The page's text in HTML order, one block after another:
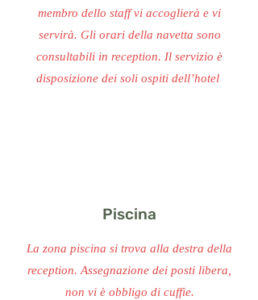
membro dello staff vi accoglierà e vi
servirà. Gli orari della navetta sono
consultabili in reception. Il servizio è
disposizione dei soli ospiti dell’hotel
Piscina
La zona piscina si trova alla destra della
reception. Assegnazione dei posti libera,
non vi è obbligo di cuffie.